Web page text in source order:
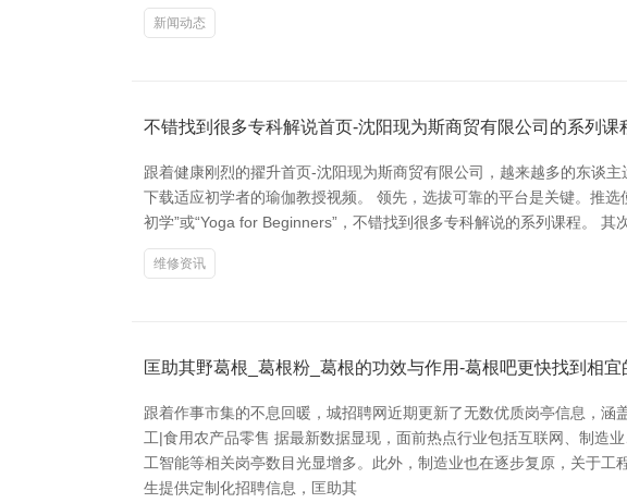
新闻动态
不错找到很多专科解说首页-沈阳现为斯商贸有限公司的系列课
跟着健康刚烈的擢升首页-沈阳现为斯商贸有限公司，越来越多的东谈
下载适应初学者的瑜伽教授视频。 领先，选拔可靠的平台是关键。推
初学”或“Yoga for Beginners”，不错找到很多专科解说的系列课程。
维修资讯
匡助其野葛根_葛根粉_葛根的功效与作用-葛根吧更快找到相宜
跟着作事市集的不息回暖，城招聘网近期更新了无数优质岗亭信息，
工|食用农产品零售 据最新数据显现，面前热点行业包括互联网、制造
工智能等相关岗亭数目光显增多。此外，制造业也在逐步复原，关于
生提供定制化招聘信息，匡助其